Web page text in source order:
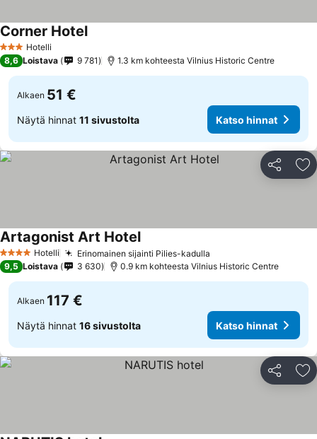
3 Tähtiluokitus
Hotelli
Corner Hotel
8,6 Loistava 9 781 1.3 km kohteesta Vilnius Historic Centre
Alkaen 51 €
Näytä hinnat 11 sivustolta Katso hinnat
Jaa
4 Tähtiluokitus
Hotelli Erinomainen sijainti Pilies-kadulla
Artagonist Art Hotel
9,5 Loistava 3 630 0.9 km kohteesta Vilnius Historic Centre
Alkaen 117 €
Näytä hinnat 16 sivustolta Katso hinnat
Jaa